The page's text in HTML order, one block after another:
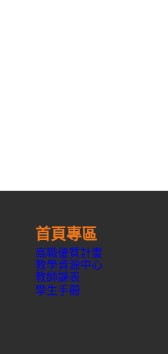
首頁專區
高職優質計畫
教學資源中心
教師課表
學生手冊